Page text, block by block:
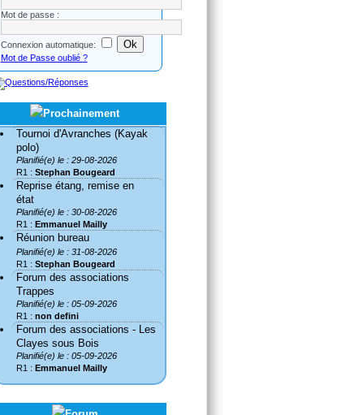
Mot de passe :
Connexion automatique:
Mot de Passe oublié ?
Tournoi d'Avranches (Kayak
polo)
Planifié(e) le : 29-08-2026
R1 : Stephan Bougeard
Reprise étang, remise en
état
Planifié(e) le : 30-08-2026
R1 : Emmanuel Mailly
Réunion bureau
Planifié(e) le : 31-08-2026
R1 : Stephan Bougeard
Forum des associations
Trappes
Planifié(e) le : 05-09-2026
R1 : non defini
Forum des associations - Les
Clayes sous Bois
Planifié(e) le : 05-09-2026
R1 : Emmanuel Mailly